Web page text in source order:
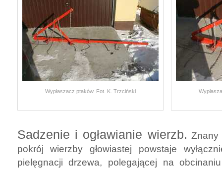
Wypłaszacz ptaków. Fot. K. Trzciński
Sadzenie i ogławianie wierzb. Znany
pokrój wierzby głowiastej powstaje
pielęgnacji drzewa, polegającej na